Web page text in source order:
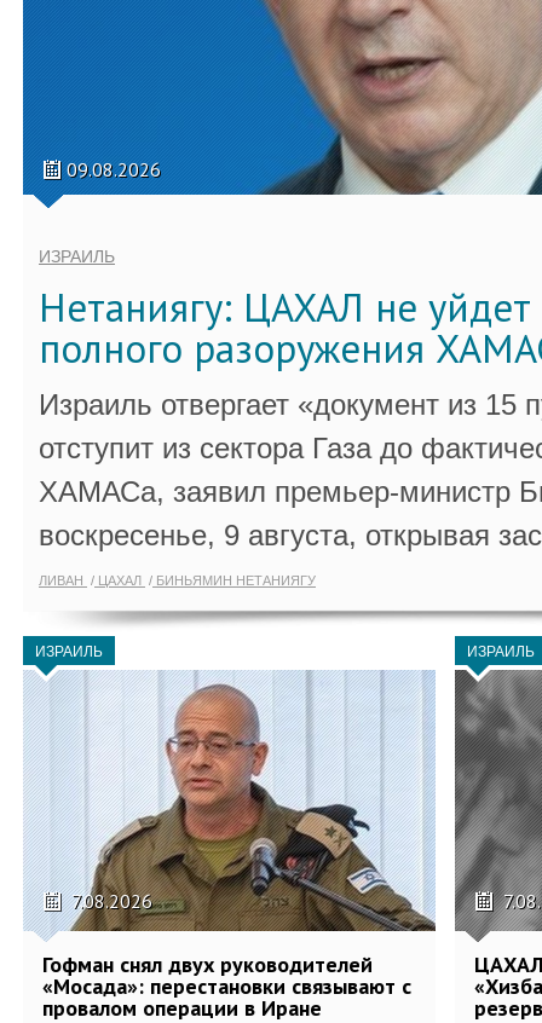
09.08.2026
ИЗРАИЛЬ
Нетаниягу: ЦАХАЛ не уйдет
полного разоружения
Израиль отвергает «документ из
отступит из сектора Газа до
ХАМАСа, заявил премьер-министр
воскресенье, 9 августа, открывая
ЛИВАН ЦАХАЛ БИНЬЯМИН НЕТАНИЯГУ
ИЗРАИЛЬ
7.08.2026
Гофман снял двух руководителей
«Мосада»: перестановки связывают с
провалом операции в Иране
ИЗРАИЛЬ
ЦАХАЛ